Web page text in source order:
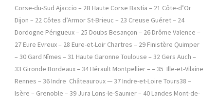
Corse-du-Sud Ajaccio – 2B Haute Corse Bastia – 21 Côte-d’Or
Dijon – 22 Côtes d’Armor St-Brieuc – 23 Creuse Guéret – 24
Dordogne Périgueux – 25 Doubs Besançon – 26 Drôme Valence –
27 Eure Evreux – 28 Eure-et-Loir Chartres – 29 Finistère Quimper
– 30 Gard Nîmes – 31 Haute Garonne Toulouse – 32 Gers Auch –
33 Gironde Bordeaux – 34 Hérault Montpellier – – 35 Ille-et-Vilaine
Rennes – 36 Indre Châteauroux — 37 Indre-et-Loire Tours38 –
Isère – Grenoble – 39 Jura Lons-le-Saunier – 40 Landes Mont-de-